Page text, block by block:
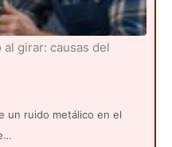
girar: causas del
un ruido metálico en el